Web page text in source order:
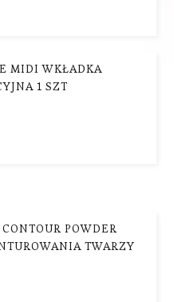
MIDI WKŁADKA
1 SZT
POWDER
TWARZY